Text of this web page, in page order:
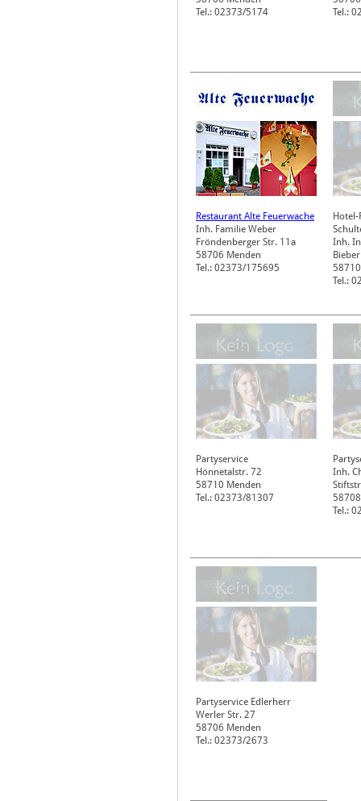
Tel.: 02373/5174
Tel.:
Restaurant Alte Feuerwache
Inh. Familie Weber
Fröndenberger Str. 11a
58706 Menden
Tel.: 02373/175695
Hotel-
Inh.
58710
Tel.:
Partyservice
Hönnetalstr. 72
58710 Menden
Tel.: 02373/81307
Inh.
58708
Tel.:
Partyservice Edlerherr
Werler Str. 27
58706 Menden
Tel.: 02373/2673